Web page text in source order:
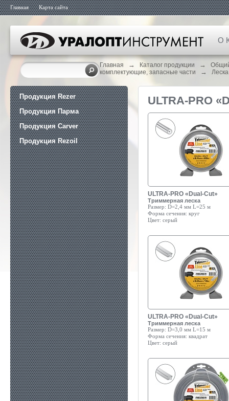
Главная Карта сайта
О
Главная → Каталог продукции →
комплектующие, запасные части
→
Продукция Rezer
Продукция Парма
Продукция Carver
Продукция Rezoil
ULTRA-PRO
ULTRA-PRO «Dual-Cut»
Триммерная леска
Размер: D=2,4 мм L=25 м
Форма сечения: круг
Цвет: серый
ULTRA-PRO «Dual-Cut»
Триммерная леска
Размер: D=3,0 мм L=15 м
Форма сечения: квадрат
Цвет: серый